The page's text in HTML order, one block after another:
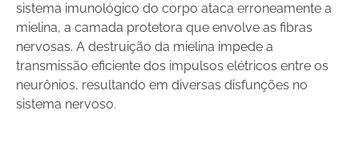
sistema imunológico do corpo ataca erroneamente a
mielina, a camada protetora que envolve as fibras
nervosas. A destruição da mielina impede a
transmissão eficiente dos impulsos elétricos entre os
neurônios, resultando em diversas disfunções no
sistema nervoso.